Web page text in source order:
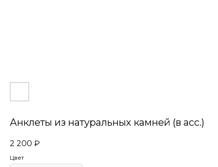
Анклеты из натуральных камней (в асс.)
2 200 ₽
Цвет